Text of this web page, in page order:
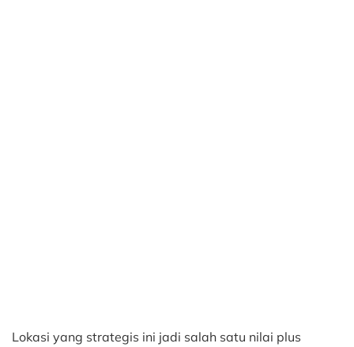
Lokasi yang strategis ini jadi salah satu nilai plus